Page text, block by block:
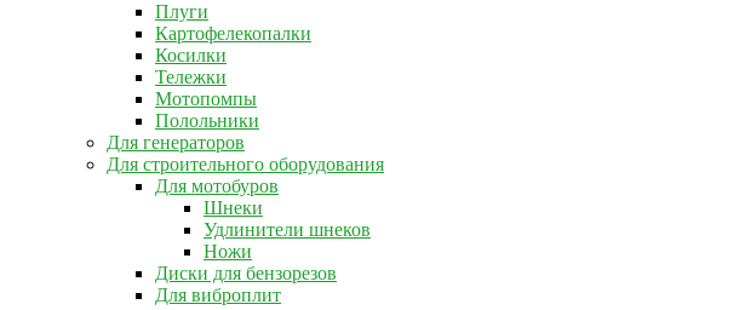
Плуги
Картофелекопалки
Косилки
Тележки
Мотопомпы
Полольники
Для генераторов
Для строительного оборудования
Для мотобуров
Шнеки
Удлинители шнеков
Ножи
Диски для бензорезов
Для виброплит